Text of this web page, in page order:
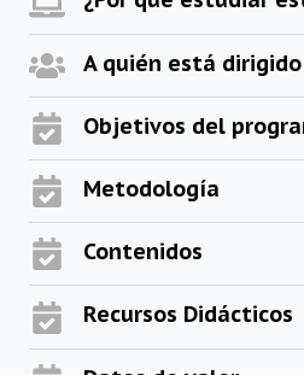
A quién está
Objetivos del
Metodología
Contenidos
Recursos Didácticos